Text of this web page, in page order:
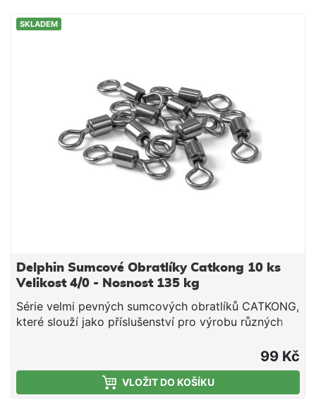
SKLADEM
Delphin Sumcové Obratlíky Catkong 10 ks
Velikost 4/0 - Nosnost 135 kg
Série velmi pevných sumcových obratlíků CATKONG,
které slouží jako příslušenství pro výrobu různých
99 Kč
VLOŽIT DO KOŠÍKU